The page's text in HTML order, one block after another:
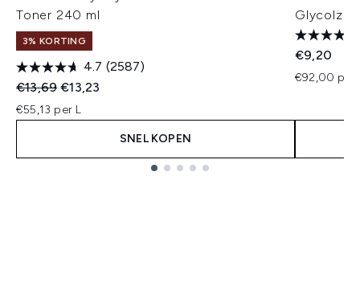
Toner 240 ml
3% KORTING
4.7 (2587)
Recommended Retail Price:
€13,69Huidige prijs:
€13,23
€55,13 per L
SNEL KOPEN
€9,20
€92,00 per